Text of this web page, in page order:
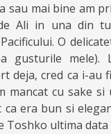
sau mai bine am
Ali in una din
O
gusturile mele).
deja, cred ca i-au
mancat cu sake
era bun si
Toshko ultima data